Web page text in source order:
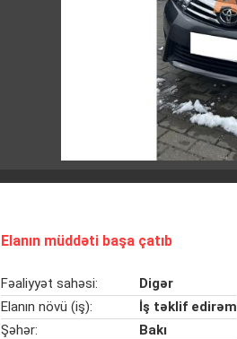
Elanın müddəti başa çatıb
Fəaliyyət sahəsi:
Digər
Elanın növü (iş):
İş təklif edirəm
Şəhər:
Bakı